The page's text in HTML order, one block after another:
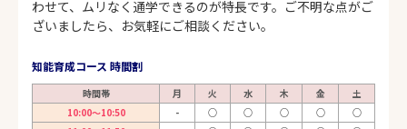
わせて、ムリなく通学できるのが特長です。ご不明な点がご
ざいましたら、お気軽にご相談ください。
知能育成コース 時間割
時間帯 月 火 水 木 金
土
10:00～10:50
- ○ ○ ○ ○
○